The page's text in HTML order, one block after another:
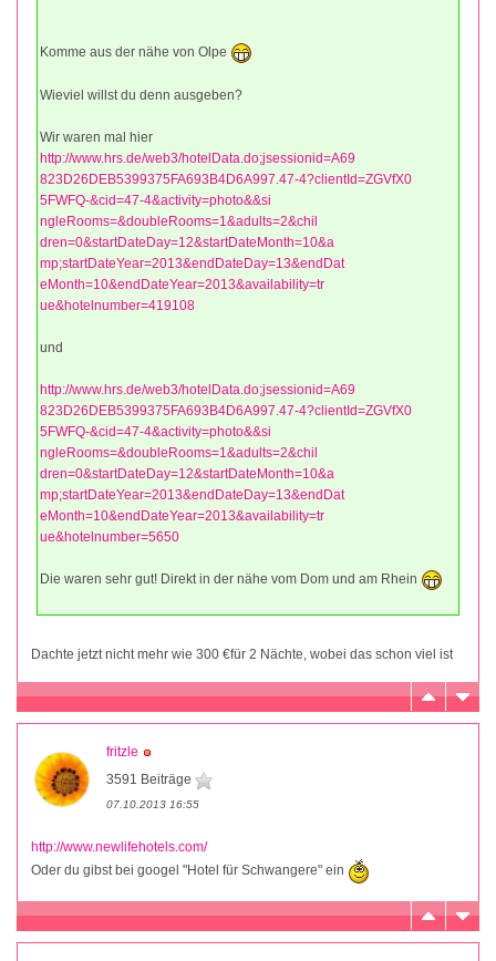
Komme aus der nähe von Olpe
Wieviel willst du denn ausgeben?
Wir waren mal hier
http://www.hrs.de/web3/hotelData.do;jsessionid=A69
823D26DEB5399375FA693B4D6A997.47-4?clientId=ZGVfX0
5FWFQ-&cid=47-4&activity=photo&&si
ngleRooms=&doubleRooms=1&adults=2&chil
dren=0&startDateDay=12&startDateMonth=10&a
mp;startDateYear=2013&endDateDay=13&endDat
eMonth=10&endDateYear=2013&availability=tr
ue&hotelnumber=419108
und
http://www.hrs.de/web3/hotelData.do;jsessionid=A69
823D26DEB5399375FA693B4D6A997.47-4?clientId=ZGVfX0
5FWFQ-&cid=47-4&activity=photo&&si
ngleRooms=&doubleRooms=1&adults=2&chil
dren=0&startDateDay=12&startDateMonth=10&a
mp;startDateYear=2013&endDateDay=13&endDat
eMonth=10&endDateYear=2013&availability=tr
ue&hotelnumber=5650
Die waren sehr gut! Direkt in der nähe vom Dom und am Rhein
Dachte jetzt nicht mehr wie 300 €für 2 Nächte, wobei das schon viel ist
fritzle
3591 Beiträge
07.10.2013 16:55
http://www.newlifehotels.com/
Oder du gibst bei googel "Hotel für Schwangere" ein